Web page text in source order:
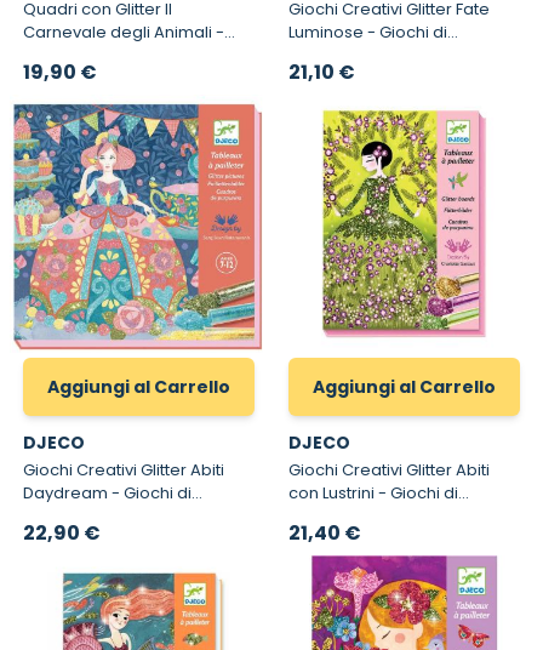
Quadri con Glitter Il
Carnevale degli Animali -
19,90 €
Giochi Creativi Glitter Fate
Luminose - Giochi di
21,10 €
Aggiungi al Carrello
DJECO
Giochi Creativi Glitter Abiti
Daydream - Giochi di
22,90 €
Aggiungi al Carrello
DJECO
Giochi Creativi Glitter Abiti
con Lustrini - Giochi di
21,40 €